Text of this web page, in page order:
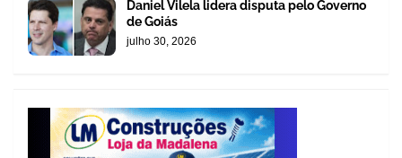
Daniel Vilela lidera disputa pelo Governo
de Goiás
julho 30, 2026